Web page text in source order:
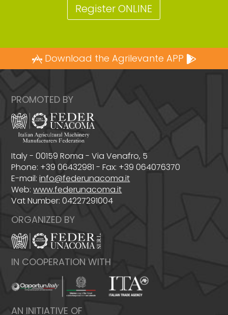
Register ONLINE
Download the Agrilevante APP
PROMOTED BY
Italy - 00159 Roma - Via Venafro, 5
Phone: +39 06432981 - Fax: +39 064076370
E-mail:info@federunacoma.it
Web:www.federunacoma.it
Vat Number: 04227291004
ORGANIZED BY
IN COOPERATION WITH
AN INITIATIVE OF